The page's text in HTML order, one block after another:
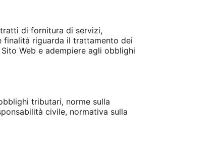
di fornitura di servizi,
riguarda il trattamento dei
Web e adempiere agli obblighi
tributari, norme sulla
civile, normativa sulla